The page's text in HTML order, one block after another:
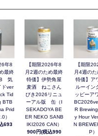
年8
最終
気
ドver
Tid
BTB
Prid
）
693
【期限2026年8
月2週のため最終
特価】伊勢角屋
麦酒 ねこさん
びき2026リニュ
ーアル版 缶（I
SEKADOYA BE
ER NEKO SANB
IKI2026 CAN）
900円(税込990
【期限
月4週の
特価】ア
ルーイ
ッピーア
R
y Hour
N
P）